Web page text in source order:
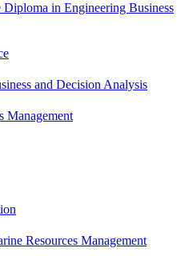
Diploma in Engineering Business
and Decision Analysis
Management
Resources Management